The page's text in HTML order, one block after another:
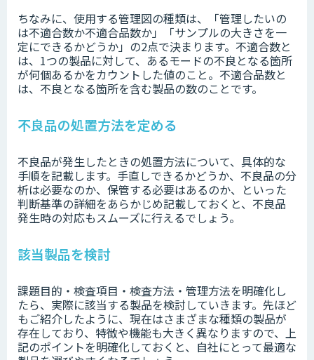
ちなみに、使用する管理図の種類は、「管理したいの
は不適合数か不適合品数か」「サンプルの大きさを一
定にできるかどうか」の2点で決まります。不適合数と
は、1つの製品に対して、あるモードの不良となる箇所
が何個あるかをカウントした値のこと。不適合品数と
は、不良となる箇所を含む製品の数のことです。
不良品の処置方法を定める
不良品が発生したときの処置方法について、具体的な
手順を記載します。手直しできるかどうか、不良品の分
析は必要なのか、保管する必要はあるのか、といった
判断基準の詳細をあらかじめ記載しておくと、不良品
発生時の対応もスムーズに行えるでしょう。
該当製品を検討
課題目的・検査項目・検査方法・管理方法を明確化し
たら、実際に該当する製品を検討していきます。先ほど
もご紹介したように、現在はさまざまな種類の製品が
存在しており、特徴や機能も大きく異なりますので、上
記のポイントを明確化しておくと、自社にとって最適な